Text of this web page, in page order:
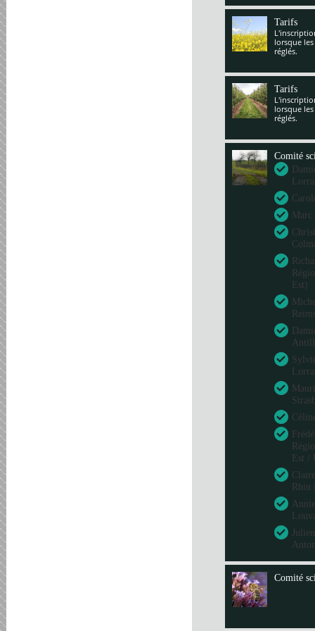
Tarifs
lorsque
réglés.
Tarifs
lorsque
réglés.
Comité
Est)
Est
Rhin
Comité